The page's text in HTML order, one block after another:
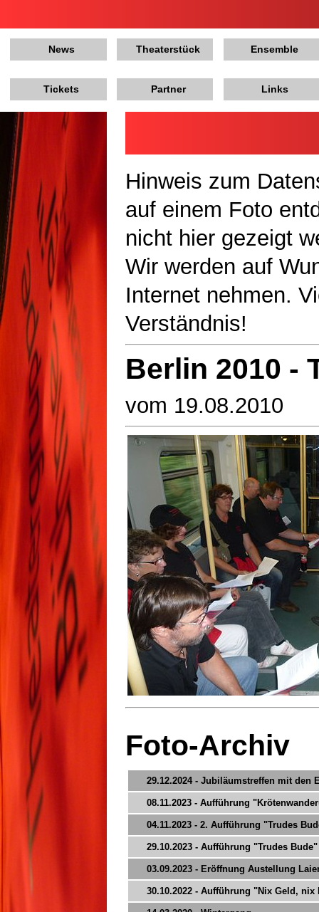
News Theaterstück Ensemble
Tickets Partner Links
Hinweis zum
auf einem Foto
nicht hier gezeigt
Wir werden auf
Internet nehmen.
Verständnis!
Berlin 2010 -
vom 19.08.2010
Foto-Archiv
29.12.2024 - Jubiläumstreffen mit den
08.11.2023 - Aufführung
04.11.2023 - 2. Aufführung "Trudes
29.10.2023 - Aufführung "Trudes
03.09.2023 - Eröffnung Austellung
30.10.2022 - Aufführung "Nix Geld,